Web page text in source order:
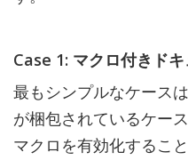
Case 1: マクロ付きドキ
最もシンプルなケース
が梱包されているケー
マクロを有効化するこ